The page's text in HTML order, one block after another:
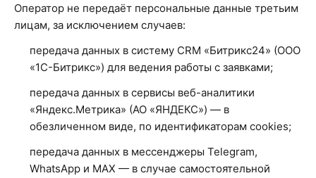
Оператор не передаёт персональные данные третьим
лицам, за исключением случаев:
передача данных в систему CRM «Битрикс24» (ООО
«1С-Битрикс») для ведения работы с заявками;
передача данных в сервисы веб-аналитики
«Яндекс.Метрика» (АО «ЯНДЕКС») — в
обезличенном виде, по идентификаторам cookies;
передача данных в мессенджеры Telegram,
WhatsApp и MAX — в случае самостоятельной